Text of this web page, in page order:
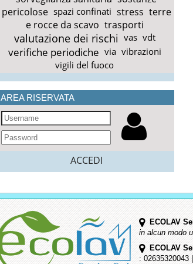
pericolose spazi confinati stress terre
e rocce da scavo trasporti
valutazione dei rischi vas vdt
verifiche periodiche via vibrazioni
vigili del fuoco
AREA RISERVATA
ACCEDI
ECOLAV
in alcun modo
ECOLAV
: 02635320043